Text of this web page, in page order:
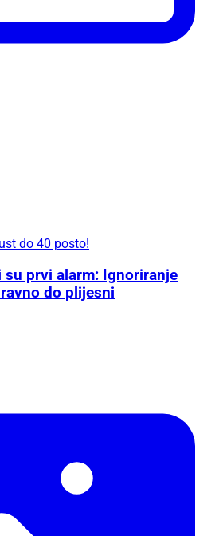
do 40 posto!
prvi alarm: Ignoriranje
do plijesni